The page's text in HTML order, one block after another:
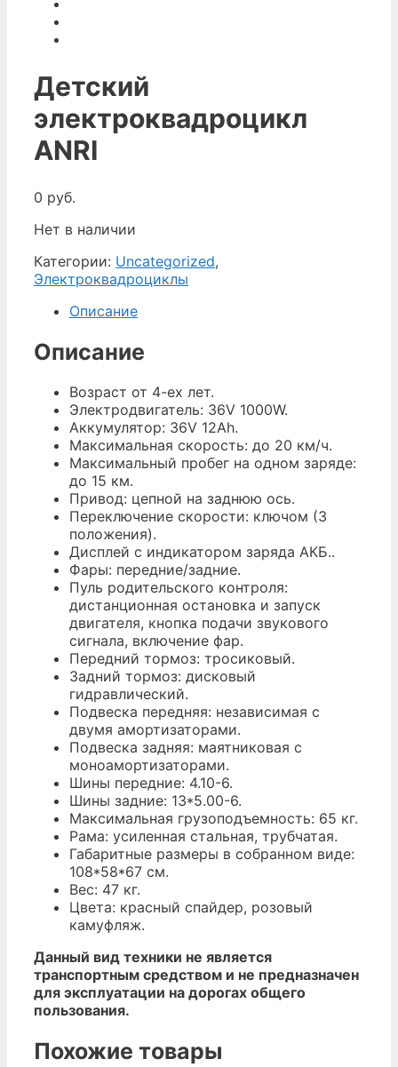
Детский
электроквадроцикл
ANRI
0 руб.
Нет в наличии
Категории: Uncategorized,
Электроквадроциклы
Описание
Описание
Возраст от 4-ех лет.
Электродвигатель: 36V 1000W.
Аккумулятор: 36V 12Ah.
Максимальная скорость: до 20 км/ч.
Максимальный пробег на одном заряде:
до 15 км.
Привод: цепной на заднюю ось.
Переключение скорости: ключом (3
положения).
Дисплей с индикатором заряда АКБ..
Фары: передние/задние.
Пуль родительского контроля:
дистанционная остановка и запуск
двигателя, кнопка подачи звукового
сигнала, включение фар.
Передний тормоз: тросиковый.
Задний тормоз: дисковый
гидравлический.
Подвеска передняя: независимая с
двумя амортизаторами.
Подвеска задняя: маятниковая с
моноамортизаторами.
Шины передние: 4.10-6.
Шины задние: 13*5.00-6.
Максимальная грузоподъемность: 65 кг.
Рама: усиленная стальная, трубчатая.
Габаритные размеры в собранном виде:
108*58*67 см.
Вес: 47 кг.
Цвета: красный спайдер, розовый
камуфляж.
Данный вид техники не является
транспортным средством и не предназначен
для эксплуатации на дорогах общего
пользования.
Похожие товары